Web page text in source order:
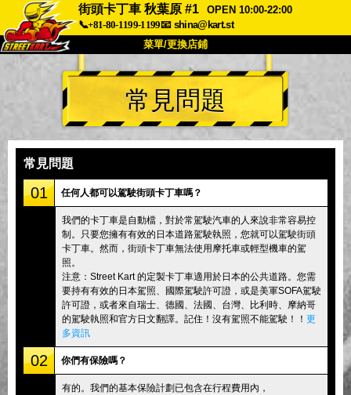
街頭卡丁車 秋葉原 #1
OPEN 10:00-22:00
📞+81-80-1199-1199📧 shina@kart.st
菜單/更換店鋪
首頁
關於我們 規格 價格
顧客評價
公司
更換店鋪
東京 品川 #1 東京 秋葉原 #1
東京 秋葉原 #2 東京 澀谷
東京 澀谷分店
東京 淺草 大阪
沖繩
常見問題
常見問題
01 任何人都可以駕駛街頭卡丁車嗎？
我們的卡丁車是自動檔，對於常駕駛汽車的人來說非常容易控
制。只要您擁有有效的日本道路駕駛執照，您就可以駕駛街頭
卡丁車。然而，街頭卡丁車無法使用摩托車或輕型機車的駕
照。
注意：Street Kart 的定製卡丁車適用於日本的公共道路。您需
要持有有效的日本駕照、國際駕駛許可證，或是美軍SOFA駕駛
許可證，或者來自瑞士、德國、法國、台灣、比利時、摩納哥
的駕駛執照和官方日文翻譯。記住！沒有駕照不能駕駛！！ 更
多資訊
02 你們有保險嗎？
有的。我們的基本保險計劃已包含在行程費用內，